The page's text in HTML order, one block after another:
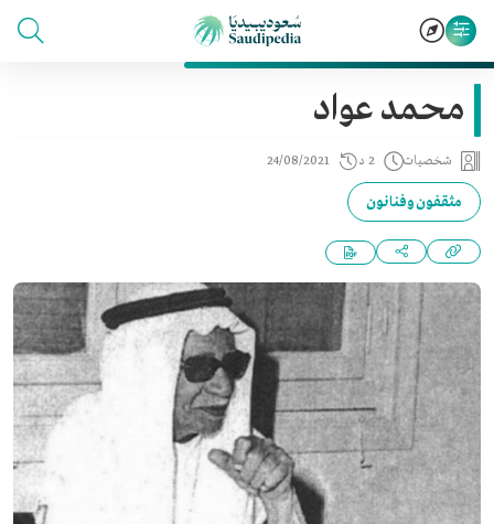
محمد عواد
شخصيات 2 د 24/08/2021
مثقفون وفنانون